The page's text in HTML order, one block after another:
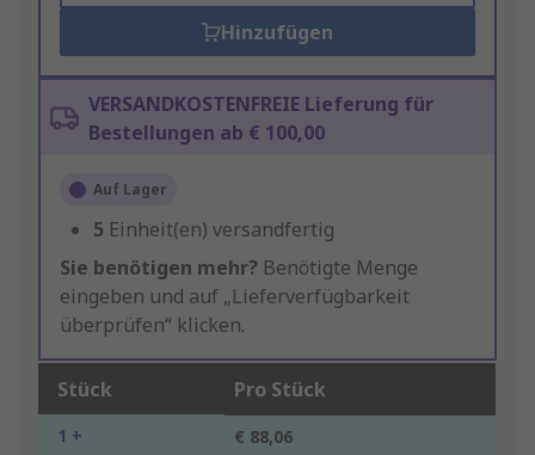
Hinzufügen
VERSANDKOSTENFREIE Lieferung für
Bestellungen ab € 100,00
Auf Lager
5 Einheit(en) versandfertig
Sie benötigen mehr? Benötigte Menge
eingeben und auf „Lieferverfügbarkeit
überprüfen“ klicken.
Stück Pro Stück
1 + € 88,06